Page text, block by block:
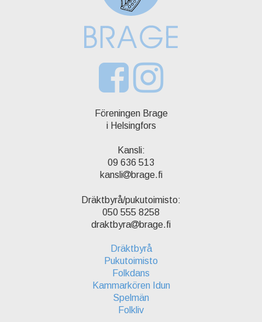
Föreningen Brage
i Helsingfors
Kansli:
09 636 513
kansli
brage.fi
Dräktbyrå/pukutoimisto:
050 555 8258
draktbyra
brage.fi
Dräktbyrå
Pukutoimisto
Folkdans
Kammarkören Idun
Spelmän
Folkliv